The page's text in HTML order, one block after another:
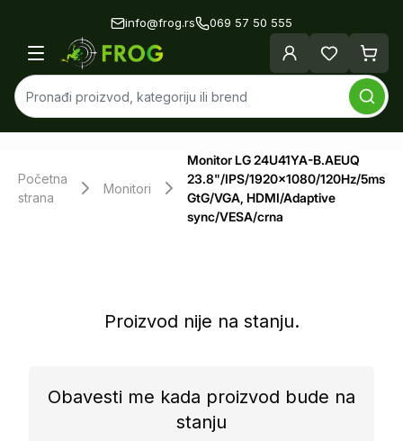
info@frog.rs 069 57 50 555
Početna
strana
Monitori
Monitor LG 24U41YA-B.AEUQ
23.8"/IPS/1920x1080/120Hz/5ms
GtG/VGA, HDMI/Adaptive
sync/VESA/crna
Proizvod nije na stanju.
Obavesti me kada proizvod bude na
stanju